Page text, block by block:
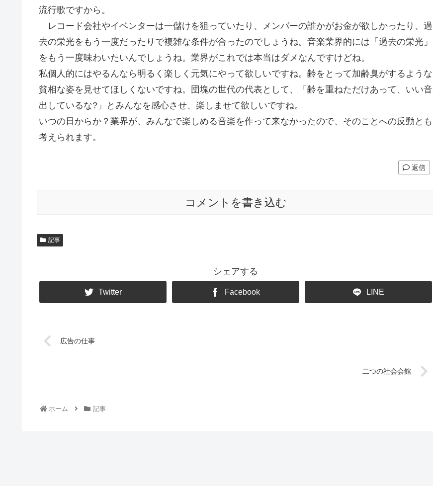
流行歌ですから。
レコード会社やイベンターは一儲けを狙っていたり、メンバーの誰かがお金が欲しかったり、過
去の栄光をもう一度だったりで複雑な条件が合ったのでしょうね。音楽業界的には「過去の栄光」
をもう一度味わいたいんでしょうね。業界がこれでは本当はダメなんですけどね。
私個人的にはやるんなら明るく楽しく元気にやって欲しいですね。齢をとって加齢臭がするような
貧相な姿を見せてほしくないですね。団塊の世代の代表として、「齢を重ねただけあって、いい音
出しているな?」とみんなを感心させ、楽しませて欲しいですね。
いつの日からか？業界が、みんなで楽しめる音楽を作って来なかったので、そのことへの反動とも
考えられます。
返信
コメントを書き込む
記事
シェアする
Twitter Facebook LINE
広告の仕事
二つの社会会館
ホーム 記事